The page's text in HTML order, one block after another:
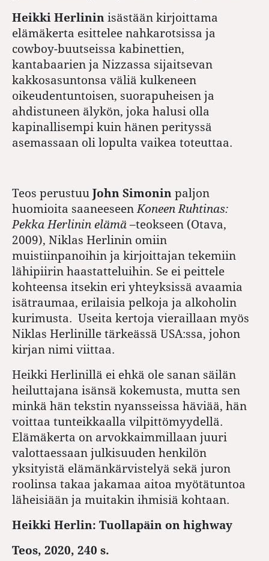
Heikki Herlinin isästään kirjoittama
elämäkerta esittelee nahkarotsissa ja
cowboy-buutseissa kabinettien,
kantabaarien ja Nizzassa sijaitsevan
kakkosasuntonsa väliä kulkeneen
oikeudentuntoisen, suorapuheisen ja
ahdistuneen älykön, joka halusi olla
kapinallisempi kuin hänen perityssä
asemassaan oli lopulta vaikea toteuttaa.
Teos perustuu John Simonin paljon
huomioita saaneeseenKoneen Ruhtinas:
Pekka Herlinin elämä –teokseen (Otava,
2009), Niklas Herlinin omiin
muistiinpanoihin ja kirjoittajan tekemiin
lähipiirin haastatteluihin. Se ei peittele
kohteensa itsekin eri yhteyksissä avaamia
isätraumaa, erilaisia pelkoja ja alkoholin
kurimusta. Useita kertoja vieraillaan myös
Niklas Herlinille tärkeässä USA:ssa, johon
kirjan nimi viittaa.
Heikki Herlinillä ei ehkä ole sanan säilän
heiluttajana isänsä kokemusta, mutta sen
minkä hän tekstin nyansseissa häviää, hän
voittaa tunteikkaalla vilpittömyydellä.
Elämäkerta on arvokkaimmillaan juuri
valottaessaan julkisuuden henkilön
yksityistä elämänkärvistelyä sekä juron
roolinsa takaa jakamaa aitoa myötätuntoa
läheisiään ja muitakin ihmisiä kohtaan.
Heikki Herlin: Tuollapäin on highway
Teos, 2020, 240 s.